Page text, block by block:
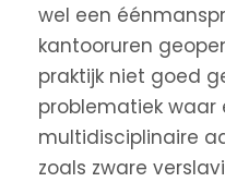
wel een
kantooruren
praktijk niet goed
problematiek waar
multidisciplinaire
zoals zware